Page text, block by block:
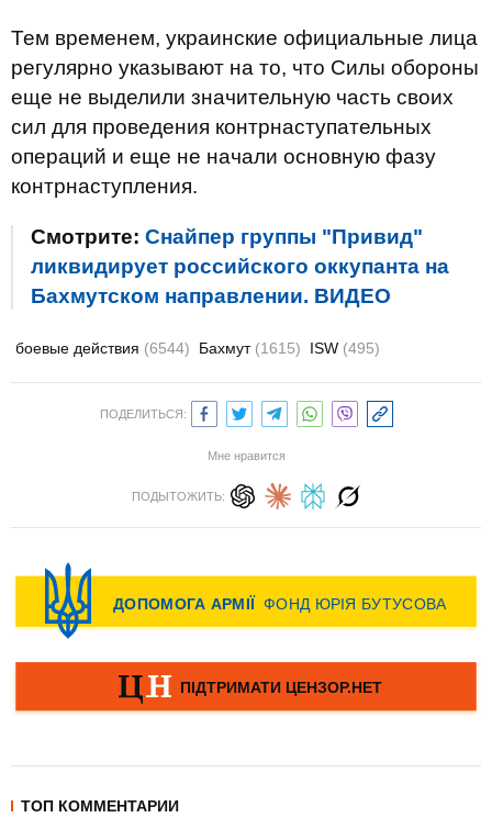
Тем временем, украинские официальные лица
регулярно указывают на то, что Силы обороны
еще не выделили значительную часть своих
сил для проведения контрнаступательных
операций и еще не начали основную фазу
контрнаступления.
Смотрите: Снайпер группы "Привид"
ликвидирует российского оккупанта на
Бахмутском направлении. ВИДЕО
боевые действия (6544) Бахмут (1615) ISW (495)
ПОДЕЛИТЬСЯ:
Мне нравится
ПОДЫТОЖИТЬ:
ТОП КОММЕНТАРИИ